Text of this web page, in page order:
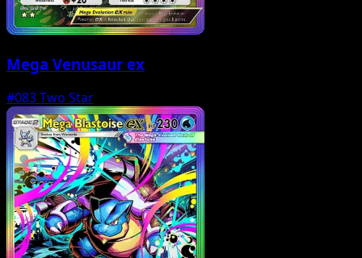
Mega Venusaur ex
#083Two Star